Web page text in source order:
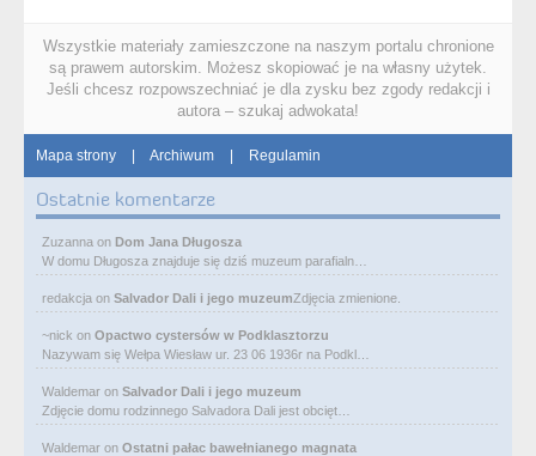
Wszystkie materiały zamieszczone na naszym portalu chronione
są prawem autorskim. Możesz skopiować je na własny użytek.
Jeśli chcesz rozpowszechniać je dla zysku bez zgody redakcji i
autora – szukaj adwokata!
Mapa strony | Archiwum | Regulamin
Ostatnie komentarze
Zuzanna on Dom Jana Długosza
W domu Długosza znajduje się dziś muzeum parafialn…
redakcja on Salvador Dali i jego muzeumZdjęcia zmienione.
~nick on Opactwo cystersów w Podklasztorzu
Nazywam się Wełpa Wiesław ur. 23 06 1936r na Podkl…
Waldemar on Salvador Dali i jego muzeum
Zdjęcie domu rodzinnego Salvadora Dali jest obcięt…
Waldemar on Ostatni pałac bawełnianego magnata